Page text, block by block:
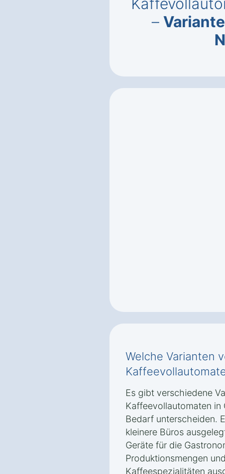
–
Welche Varianten
Es gibt verschiedene
Kaffeevollautomaten
Bedarf unterscheiden.
kleinere Büros
Geräte für die
Produktionsmengen
Kaffeespezialitäten